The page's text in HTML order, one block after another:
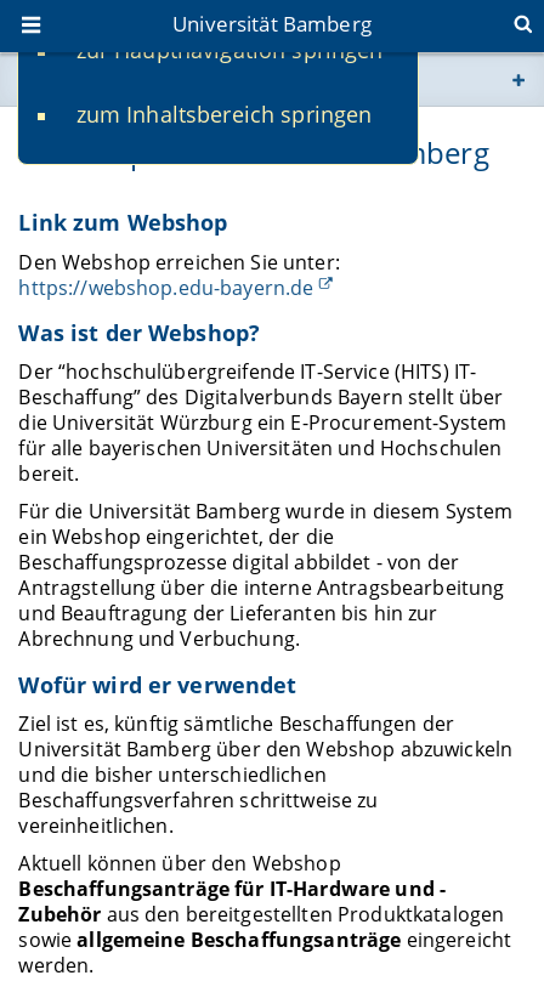
zur Hauptnavigation springen
zum Inhaltsbereich springen
Universität Bamberg
www.uni-bamberg.de
fis.uni-bamberg.de
Webshop der Universität Bamberg
Link zum Webshop
Den Webshop erreichen Sie unter:
https://webshop.edu-bayern.de
Was ist der Webshop?
Der “hochschulübergreifende IT-Service (HITS) IT-
Beschaffung” des Digitalverbunds Bayern stellt über
die Universität Würzburg ein E-Procurement-System
für alle bayerischen Universitäten und Hochschulen
bereit.
Für die Universität Bamberg wurde in diesem System
ein Webshop eingerichtet, der die
Beschaffungsprozesse digital abbildet - von der
Antragstellung über die interne Antragsbearbeitung
und Beauftragung der Lieferanten bis hin zur
Abrechnung und Verbuchung.
Wofür wird er verwendet
Ziel ist es, künftig sämtliche Beschaffungen der
Universität Bamberg über den Webshop abzuwickeln
und die bisher unterschiedlichen
Beschaffungsverfahren schrittweise zu
vereinheitlichen.
Aktuell können über den Webshop
Beschaffungsanträge für IT-Hardware und -
Zubehör aus den bereitgestellten Produktkatalogen
sowieallgemeine Beschaffungsanträge eingereicht
werden.